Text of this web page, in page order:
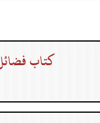
كتاب